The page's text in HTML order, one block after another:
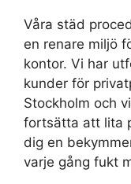
Våra städ
en renare miljö
kontor. Vi har
kunder för
Stockholm och
fortsätta att lita
dig en
varje gång fukt